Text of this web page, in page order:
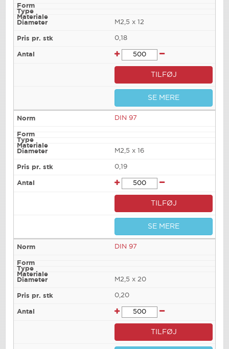
M2,5 x 12
0,18
TILFØJ
SE MERE
DIN 97
M2,5 x 16
0,19
TILFØJ
SE MERE
DIN 97
M2,5 x 20
0,20
TILFØJ